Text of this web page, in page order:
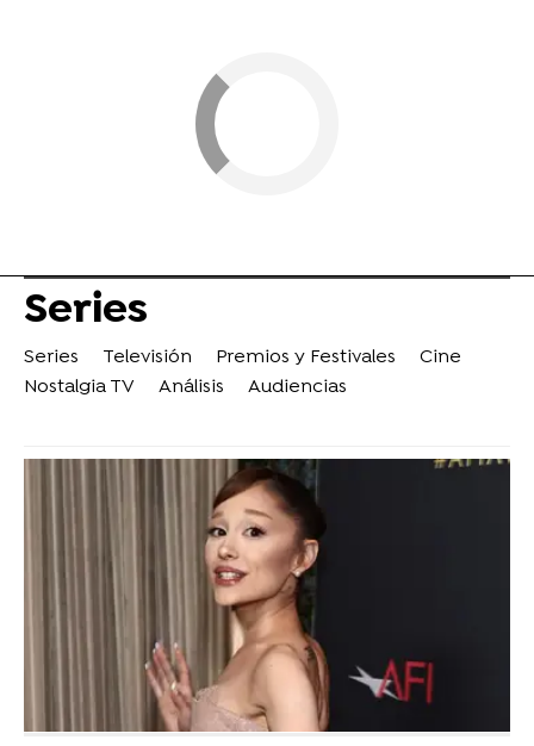
Series
Series Televisión Premios y Festivales
Cine
Nostalgia TV
Análisis Audiencias